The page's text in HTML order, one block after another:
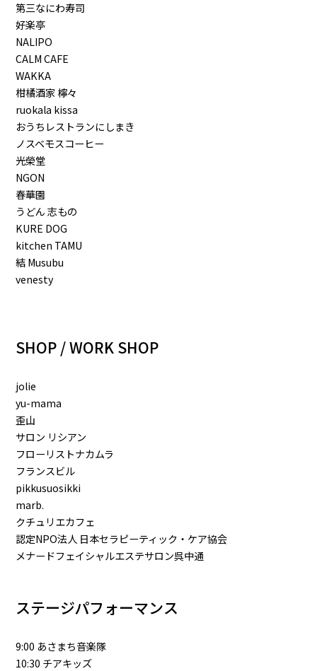
第三なにわ寿司
好楽亭
NALIPO
CALM CAFE
WAKKA
柑橘酒家 檸々
ruokala kissa
おうちレストランにしまき
ノスベモスコーヒー
光榮堂
NGON
春華園
うどん 志もの
KURE DOG
kitchen TAMU
結 Musubu
venesty
SHOP / WORK SHOP
jolie
yu-mama
歪山
サロン リシアン
フローリストナカムラ
フランスビル
pikkusuosikki
marb.
クチュリエカフェ
認定NPO法人 日本セラピーティック・ケア協会
メナードフェイシャルエステサロン呉中通
ステージパフォーマンス
9:00 あさまち音楽隊
10:30 チアキッズ